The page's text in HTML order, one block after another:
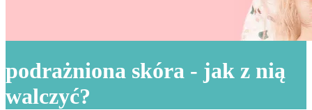
podrażniona skóra - jak z nią
walczyć?